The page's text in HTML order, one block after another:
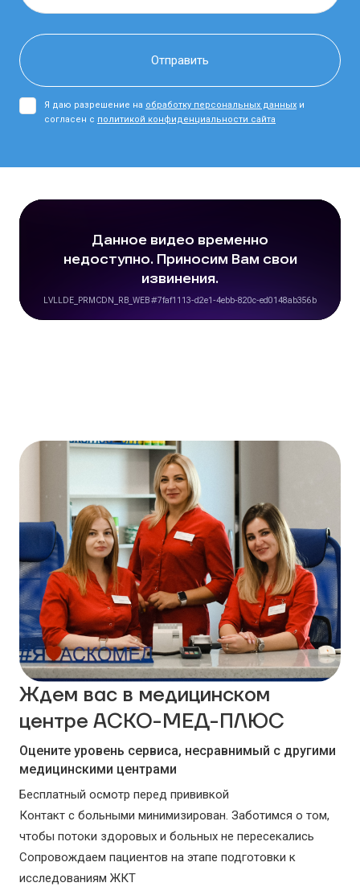
Я даю разрешение на обработку персональных данных и
согласен с политикой конфиденциальности сайта
Ждем вас в медицинском
центре АСКО-МЕД-ПЛЮС
Оцените уровень сервиса, несравнимый с другими
медицинскими центрами
Бесплатный осмотр перед прививкой
Контакт с больными минимизирован. Заботимся о том,
чтобы потоки здоровых и больных не пересекались
Сопровождаем пациентов на этапе подготовки к
исследованиям ЖКТ